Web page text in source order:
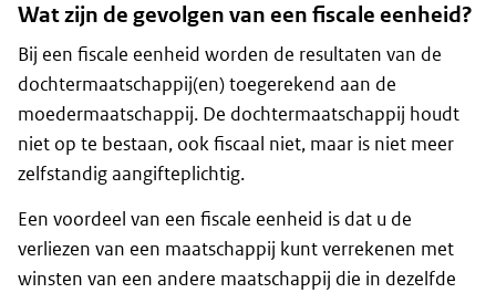
Wat zijn de gevolgen van een fiscale eenheid?
Bij een fiscale eenheid worden de resultaten van de
dochtermaatschappij(en) toegerekend aan de
moedermaatschappij. De dochtermaatschappij houdt
niet op te bestaan, ook fiscaal niet, maar is niet meer
zelfstandig aangifteplichtig.
Een voordeel van een fiscale eenheid is dat u de
verliezen van een maatschappij kunt verrekenen met
winsten van een andere maatschappij die in dezelfde